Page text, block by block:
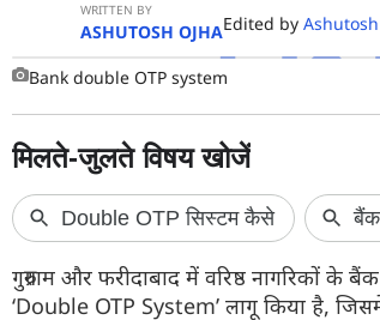
फोटो
वेब स्टोरी
ऐप्स
डील्स
WRITTEN BY
ASHUTOSH OJHAEdited by
Bank double OTP system
गुरुग्राम और फरीदाबाद में वरिष्ठ नागरिकों
‘Double OTP System’ लागू किया है,